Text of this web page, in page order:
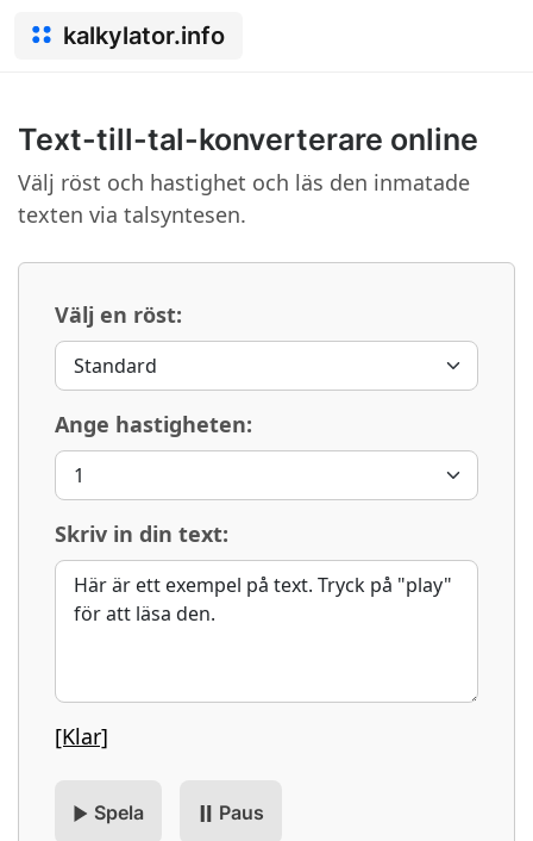
kalkylator.info
Text-till-tal-konverterare online
Välj röst och hastighet och läs den inmatade
texten via talsyntesen.
Välj en röst:
Ange hastigheten:
Skriv in din text:
[Klar]
Spela Paus